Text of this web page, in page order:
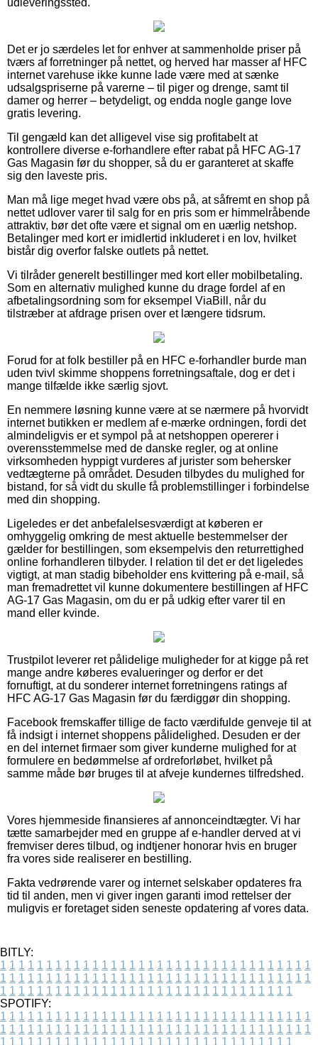
Det er jo særdeles let for enhver at sammenholde priser på
tværs af forretninger på nettet, og herved har masser af HFC
internet varehuse ikke kunne lade være med at sænke
udsalgspriserne på varerne – til piger og drenge, samt til
damer og herrer – betydeligt, og endda nogle gange love
gratis levering.
Til gengæld kan det alligevel vise sig profitabelt at
kontrollere diverse e-forhandlere efter rabat på HFC AG-17
Gas Magasin før du shopper, så du er garanteret at skaffe
sig den laveste pris.
Man må lige meget hvad være obs på, at såfremt en shop på
nettet udlover varer til salg for en pris som er himmelråbende
attraktiv, bør det ofte være et signal om en uærlig netshop.
Betalinger med kort er imidlertid inkluderet i en lov, hvilket
bistår dig overfor falske outlets på nettet.
Vi tilråder generelt bestillinger med kort eller mobilbetaling.
Som en alternativ mulighed kunne du drage fordel af en
afbetalingsordning som for eksempel ViaBill, når du
tilstræber at afdrage prisen over et længere tidsrum.
Forud for at folk bestiller på en HFC e-forhandler burde man
uden tvivl skimme shoppens forretningsaftale, dog er det i
mange tilfælde ikke særlig sjovt.
En nemmere løsning kunne være at se nærmere på hvorvidt
internet butikken er medlem af e-mærke ordningen, fordi det
almindeligvis er et sympol på at netshoppen opererer i
overensstemmelse med de danske regler, og at online
virksomheden hyppigt vurderes af jurister som behersker
vedtægterne på området. Desuden tilbydes du mulighed for
bistand, for så vidt du skulle få problemstillinger i forbindelse
med din shopping.
Ligeledes er det anbefalelsesværdigt at køberen er
omhyggelig omkring de mest aktuelle bestemmelser der
gælder for bestillingen, som eksempelvis den returrettighed
online forhandleren tilbyder. I relation til det er det ligeledes
vigtigt, at man stadig bibeholder ens kvittering på e-mail, så
man fremadrettet vil kunne dokumentere bestillingen af HFC
AG-17 Gas Magasin, om du er på udkig efter varer til en
mand eller kvinde.
Trustpilot leverer ret pålidelige muligheder for at kigge på ret
mange andre køberes evalueringer og derfor er det
fornuftigt, at du sonderer internet forretningens ratings af
HFC AG-17 Gas Magasin før du færdiggør din shopping.
Facebook fremskaffer tillige de facto værdifulde genveje til at
få indsigt i internet shoppens pålidelighed. Desuden er der
en del internet firmaer som giver kunderne mulighed for at
formulere en bedømmelse af ordreforløbet, hvilket på
samme måde bør bruges til at afveje kundernes tilfredshed.
Vores hjemmeside finansieres af annonceindtægter. Vi har
tætte samarbejder med en gruppe af e-handler derved at vi
fremviser deres tilbud, og indtjener honorar hvis en bruger
fra vores side realiserer en bestilling.
Fakta vedrørende varer og internet selskaber opdateres fra
tid til anden, men vi giver ingen garanti imod rettelser der
muligvis er foretaget siden seneste opdatering af vores data.
BITLY:
1 1 1 1 1 1 1 1 1 1 1 1 1 1 1 1 1 1 1 1 1 1 1 1 1 1 1 1 1 1 1 1 1 1
1 1 1 1 1 1 1 1 1 1 1 1 1 1 1 1 1 1 1 1 1 1 1 1 1 1 1 1 1 1 1 1 1 1
1 1 1 1 1 1 1 1 1 1 1 1 1 1 1 1 1 1 1 1 1 1 1 1 1 1 1 1 1 1 1 1
SPOTIFY:
1 1 1 1 1 1 1 1 1 1 1 1 1 1 1 1 1 1 1 1 1 1 1 1 1 1 1 1 1 1 1 1 1 1
1 1 1 1 1 1 1 1 1 1 1 1 1 1 1 1 1 1 1 1 1 1 1 1 1 1 1 1 1 1 1 1 1 1
1 1 1 1 1 1 1 1 1 1 1 1 1 1 1 1 1 1 1 1 1 1 1 1 1 1 1 1 1 1 1 1